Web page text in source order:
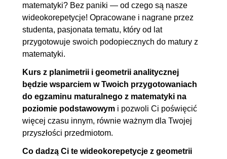
matematyki? Bez paniki — od czego są nasze
wideokorepetycje! Opracowane i nagrane przez
studenta, pasjonata tematu, który od lat
przygotowuje swoich podopiecznych do matury z
matematyki.
Kurs z planimetrii i geometrii analitycznej
będzie wsparciem w Twoich przygotowaniach
do egzaminu maturalnego z matematyki na
poziomie podstawowym i pozwoli Ci poświęcić
więcej czasu innym, równie ważnym dla Twojej
przyszłości przedmiotom.
Co dadzą Ci te wideokorepetycje z geometrii